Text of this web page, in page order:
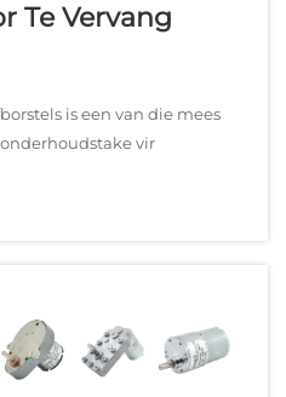
Te Vervang
is een van die mees
vir
DC-motor werk.
wat verantwoordelik is